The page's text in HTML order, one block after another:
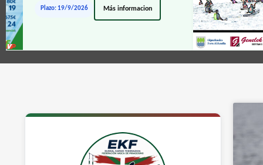
Plazo: 19/9/2026 Más informacion